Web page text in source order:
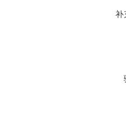
补